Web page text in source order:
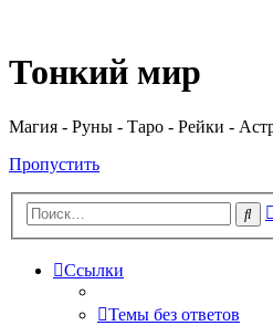
Тонкий мир
Магия - Руны - Таро - Рейки -
Пропустить
Ссылки
Темы без ответов